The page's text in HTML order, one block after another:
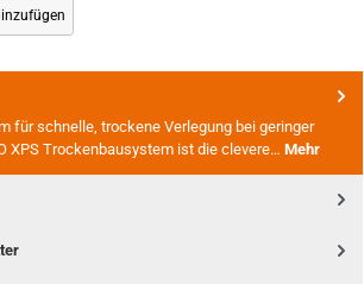
für schnelle, trockene Verlegung bei geringer
XPS Trockenbausystem ist die clevere… Mehr